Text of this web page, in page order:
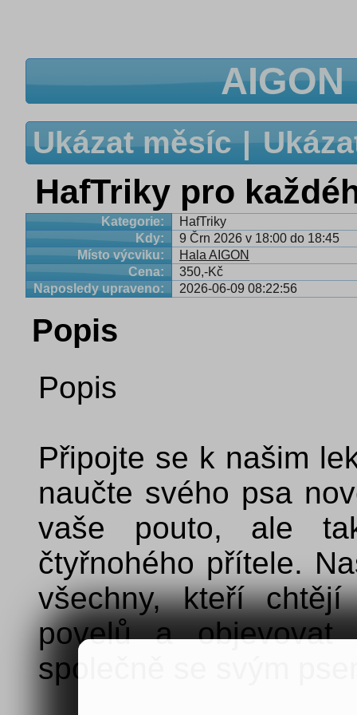
Ukázat měsíc
HafTriky pro
Kategorie:
HafTriky
Kdy:
9 Črn 2026 v 18:00 do 18:45
Místo výcviku:
Hala AIGON
Cena:
350,-Kč
Naposledy upraveno:
2026-06-09 08:22:56
Popis
Popis
Připojte se k našim
naučte svého psa
vaše pouto, ale
čtyřnohého přítele.
všechny, kteří
povelů a objevovat
společně se svým